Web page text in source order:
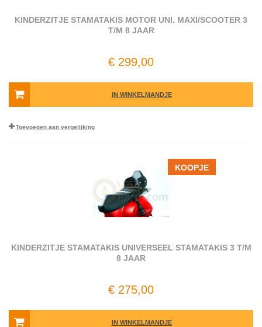
KINDERZITJE STAMATAKIS MOTOR UNI. MAXI/SCOOTER 3
T/M 8 JAAR
€ 299,00
IN WINKELMANDJE
Toevoegen aan vergelijking
KOOPJE
KINDERZITJE STAMATAKIS UNIVERSEEL STAMATAKIS 3 T/M
8 JAAR
€ 275,00
IN WINKELMANDJE